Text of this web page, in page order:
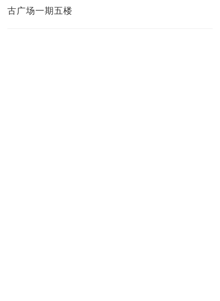
古广场一期五楼